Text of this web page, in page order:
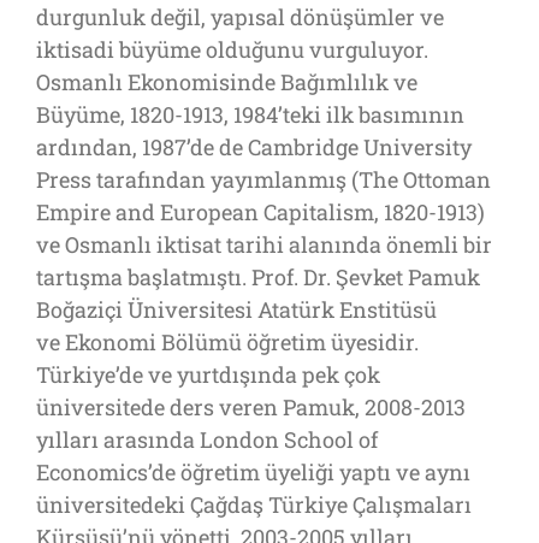
durgunluk değil, yapısal dönüşümler ve
iktisadi büyüme olduğunu vurguluyor.
Osmanlı Ekonomisinde Bağımlılık ve
Büyüme, 1820-1913, 1984’teki ilk basımının
ardından, 1987’de de Cambridge University
Press tarafından yayımlanmış (The Ottoman
Empire and European Capitalism, 1820-1913)
ve Osmanlı iktisat tarihi alanında önemli bir
tartışma başlatmıştı. Prof. Dr. Şevket Pamuk
Boğaziçi Üniversitesi Atatürk Enstitüsü
ve Ekonomi Bölümü öğretim üyesidir.
Türkiye’de ve yurtdışında pek çok
üniversitede ders veren Pamuk, 2008-2013
yılları arasında London School of
Economics’de öğretim üyeliği yaptı ve aynı
üniversitedeki Çağdaş Türkiye Çalışmaları
Kürsüsü’nü yönetti. 2003-2005 yılları